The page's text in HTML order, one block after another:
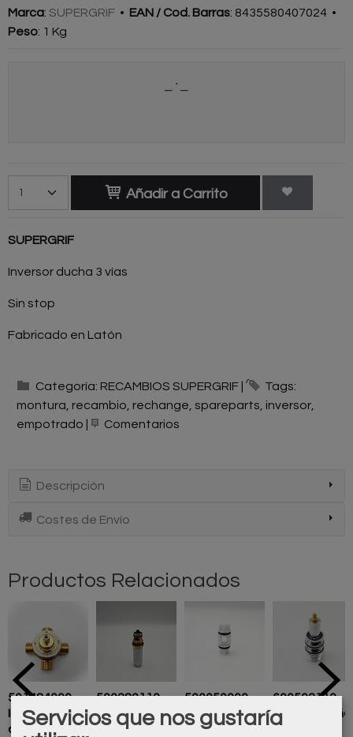
Marca: SUPERGRIF • EAN / Cod. Barras: 8435580407024 •
Peso: 1 Kg
Añadir a Carrito
SUPERGRIF
Inversor ducha 3 vías
Sin stop
Fabricado en Latón
Categoría: RECAMBIOS SUPERGRIF
Tags:
montura recambio rechange spareparts inversor
empotrado
Comentarios
Descripción
Costes de Envío
Productos Relacionados
501484000
Inversor
ducha
160,00 €
500280110
Inversor
ducha
44,00 €
500050000
Inversor baño
ducha Epoca
14,00 €
600502110
Inversor baño
ducha
Servicios que nos gustaría